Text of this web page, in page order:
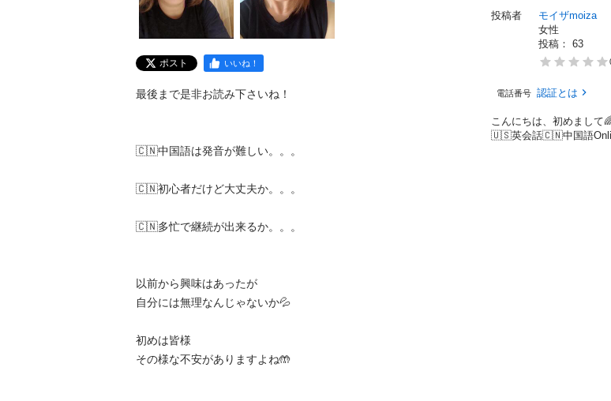
ポスト いいね！
最後まで是非お読み下さいね！
🇨🇳中国語は発音が難しい。。。
🇨🇳初心者だけど大丈夫か。。。
🇨🇳多忙で継続が出来るか。。。
以前から興味はあったが
自分には無理なんじゃないか💦
初めは皆様
その様な不安がありますよね🤲
投稿者
モイザmoiza
女性
投稿： 63
電話番号 認証とは
こんにちは、初めまし
🇺🇸英会話🇨🇳中国語